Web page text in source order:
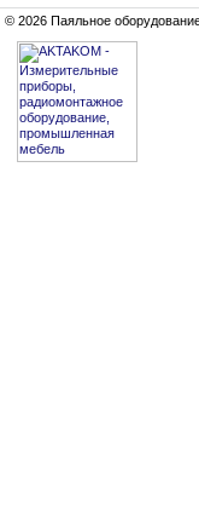
© 2026 Паяльное